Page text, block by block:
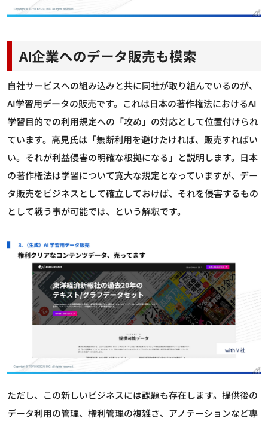
AI企業へのデータ販売も模索
自社サービスへの組み込みと共に同社が取り組んでいるのが、
AI学習用データの販売です。これは日本の著作権法におけるAI
学習目的での利用規定への「攻め」の対応として位置付けられ
ています。高見氏は「無断利用を避けたければ、販売すればい
い。それが利益侵害の明確な根拠になる」と説明します。日本
の著作権法は学習について寛大な規定となっていますが、デー
タ販売をビジネスとして確立しておけば、それを侵害するもの
として戦う事が可能では、という解釈です。
ただし、この新しいビジネスには課題も存在します。提供後の
データ利用の管理、権利管理の複雑さ、アノテーションなど専